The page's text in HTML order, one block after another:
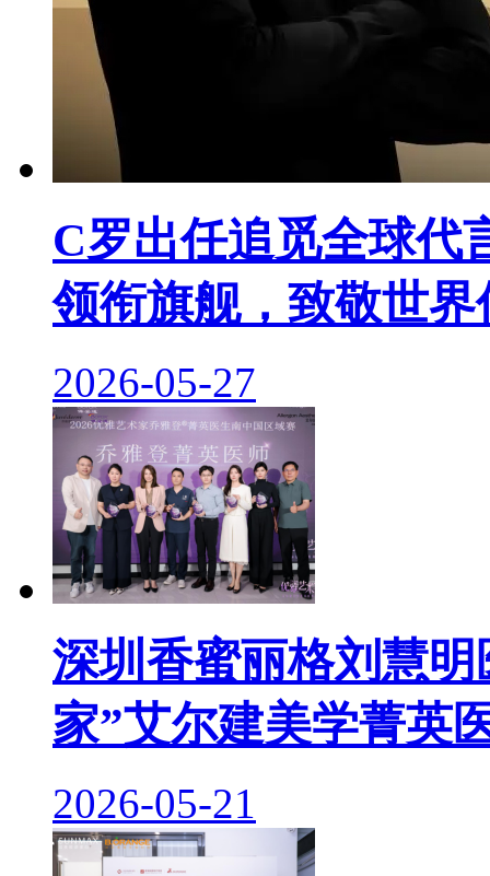
C罗出任追觅全球代
领衔旗舰，致敬世界
2026-05-27
深圳香蜜丽格刘慧
家”艾尔建美学菁英
2026-05-21